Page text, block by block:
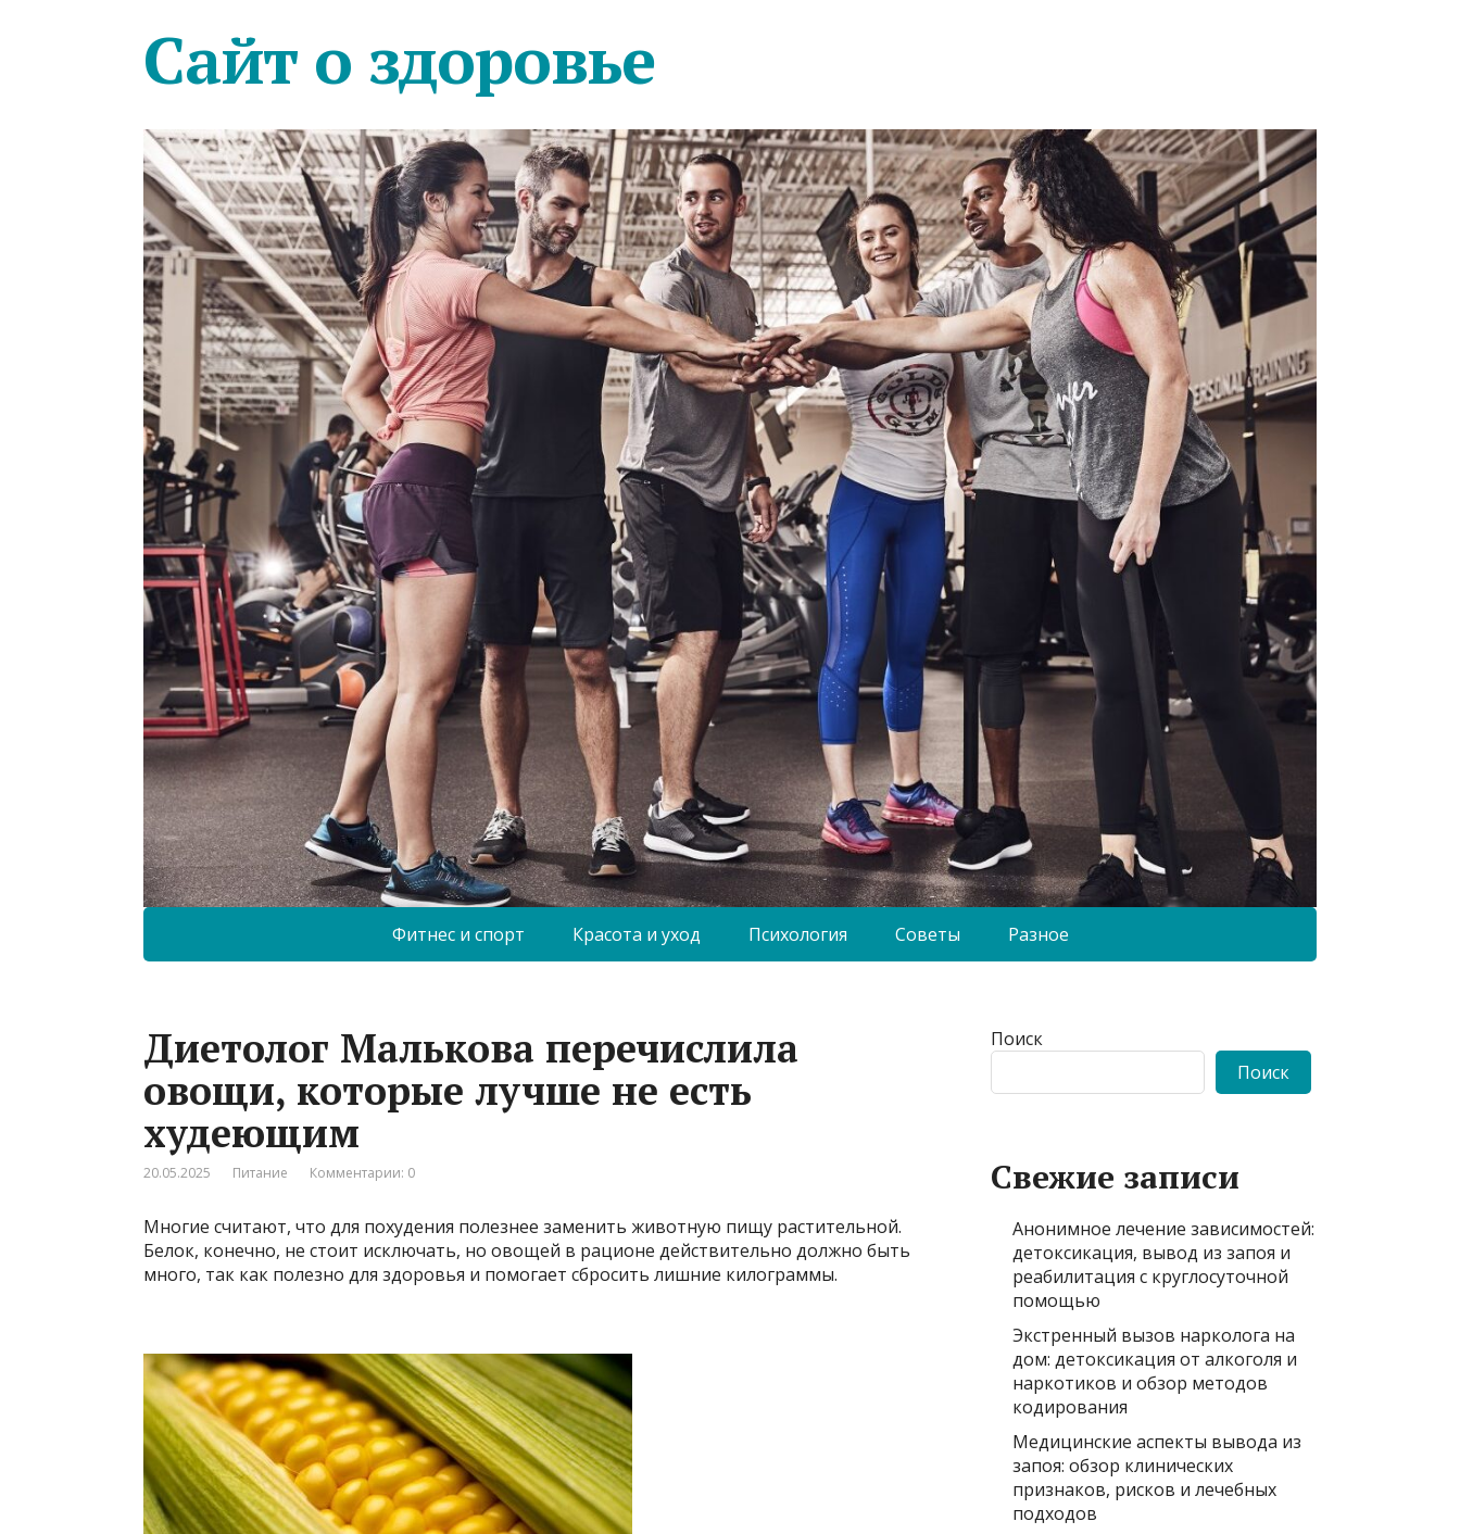
Сайт о здоровье
Фитнес и спорт Красота и уход Психология Советы Разное
Диетолог Малькова перечислила
овощи, которые лучше не есть
худеющим
20.05.2025 Питание Комментарии: 0
Многие считают, что для похудения полезнее заменить животную пищу растительной.
Белок, конечно, не стоит исключать, но овощей в рационе действительно должно быть
много, так как полезно для здоровья и помогает сбросить лишние килограммы.
Поиск
Поиск
Свежие записи
Анонимное лечение зависимостей:
детоксикация, вывод из запоя и
реабилитация с круглосуточной
помощью
Экстренный вызов нарколога на
дом: детоксикация от алкоголя и
наркотиков и обзор методов
кодирования
Медицинские аспекты вывода из
запоя: обзор клинических
признаков, рисков и лечебных
подходов